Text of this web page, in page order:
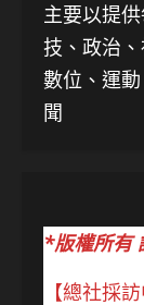
主要以提
技、 政治
數位、運
聞
*版權所有
【總社採訪